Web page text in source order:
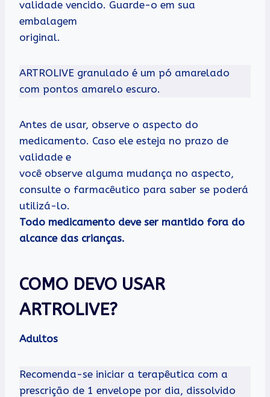
validade vencido. Guarde-o em sua
embalagem
original.
ARTROLIVE granulado é um pó amarelado
com pontos amarelo escuro.
Antes de usar, observe o aspecto do
medicamento. Caso ele esteja no prazo de
validade e
você observe alguma mudança no aspecto,
consulte o farmacêutico para saber se poderá
utilizá-lo.
Todo medicamento deve ser mantido fora do
alcance das crianças.
COMO DEVO USAR
ARTROLIVE?
Adultos
Recomenda-se iniciar a terapêutica com a
prescrição de 1 envelope por dia, dissolvido